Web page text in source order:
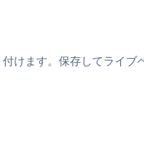
ます。保存してライブ